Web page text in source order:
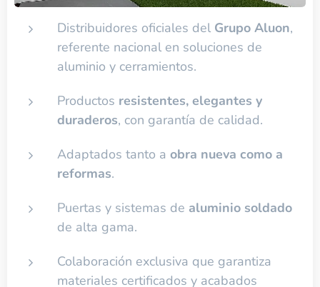
Distribuidores oficiales del Grupo Aluon,
referente nacional en soluciones de
aluminio y cerramientos.
Productos resistentes, elegantes y
duraderos, con garantía de calidad.
Adaptados tanto a obra nueva como a
reformas.
Puertas y sistemas de aluminio soldado
de alta gama.
Colaboración exclusiva que garantiza
materiales certificados y acabados